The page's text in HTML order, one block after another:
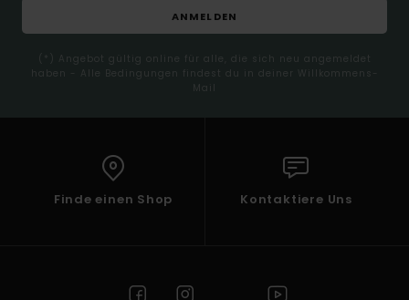
ANMELDEN
(*) Angebot gültig online für alle, die sich neu angemeldet
haben - Alle Bedingungen findest du in deiner Willkommens-
Mail
Finde einen Shop Kontaktiere Uns